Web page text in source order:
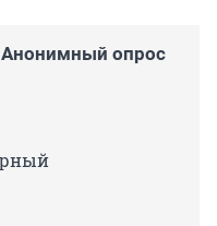
опрос